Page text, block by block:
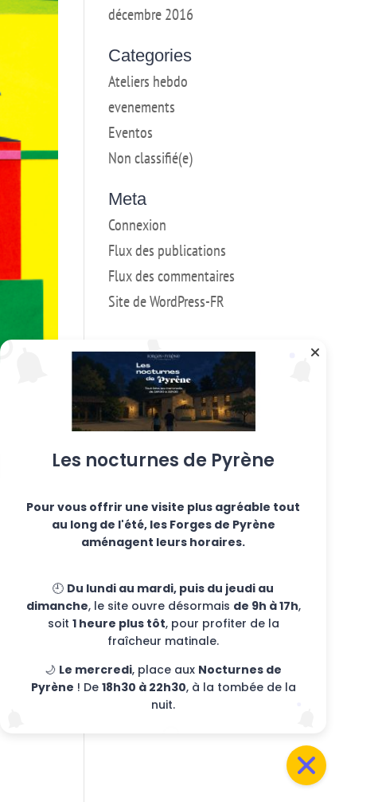
décembre 2016
Categories
Ateliers hebdo
evenements
Eventos
Non classifié(e)
Meta
Connexion
Flux des publications
Flux des commentaires
Site de WordPress-FR
Les nocturnes de Pyrène
Pour vous offrir une visite plus agréable tout
au long de l'été, les Forges de Pyrène
aménagent leurs horaires.
🕘 Du lundi au mardi, puis du jeudi au
dimanche, le site ouvre désormais de 9h à 17h,
soit 1 heure plus tôt, pour profiter de la
fraîcheur matinale.
🌙 Le mercredi, place aux Nocturnes de
Pyrène ! De 18h30 à 22h30, à la tombée de la
nuit.